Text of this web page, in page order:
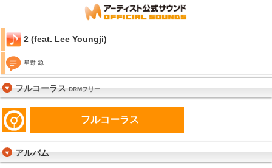
2 (feat. Lee Youngji)
星野 源
フルコーラスDRMフリー
フルコーラス
アルバム